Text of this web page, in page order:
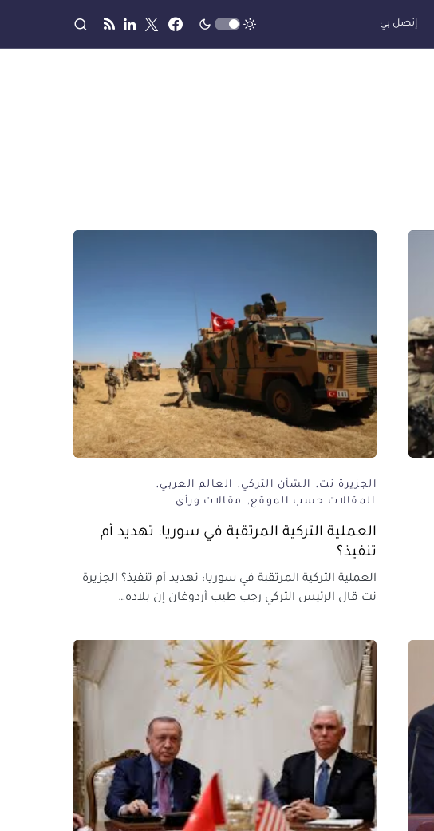
إتصل بي
الجزيرة نت الشأن التركي
العالم العربي
المقالات حسب الموقع
مقالات ورأي
العملية التركية المرتقبة في سوريا: تهديد أم
تنفيذ؟
العملية التركية المرتقبة في سوريا: تهديد أم تنفيذ؟ الجزيرة
نت قال الرئيس التركي رجب طيب أردوغان إن بلاده…